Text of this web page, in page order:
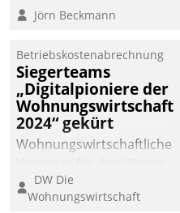
Jörn Beckmann
Betriebskostenabrechnung
Siegerteams
„Digitalpioniere der
Wohnungswirtschaft
2024“ gekürt
Wohnungswirtschaftliche
eine digitale Zukunft zu
finden, ist das Ziel des
DW Die
Wohnungswirtschaft